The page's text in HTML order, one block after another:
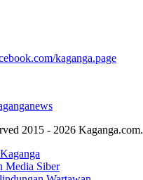
kaganga.page
2015 - 2026 Kaganga.com.
Media Siber